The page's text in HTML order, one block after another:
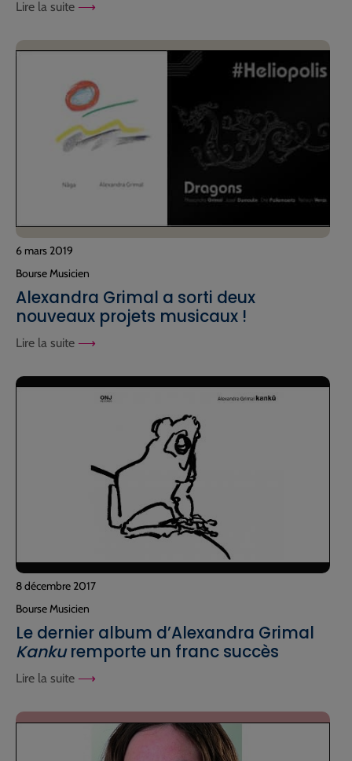
Lire la suite
6 mars 2019
Bourse Musicien
Alexandra Grimal a sorti deux
nouveaux projets musicaux !
Lire la suite
8 décembre 2017
Bourse Musicien
Le dernier album d’Alexandra Grimal
Kankuremporte un franc succès
Lire la suite